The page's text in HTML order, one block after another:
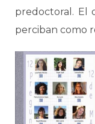
predoctoral. El
perciban como